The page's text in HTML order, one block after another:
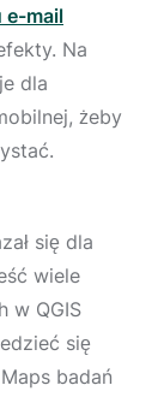
e-mail
Na
dla
żeby
się dla
wiele
w QGIS
się
badań